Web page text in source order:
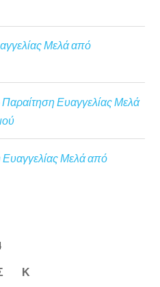
Μελά από
Παραίτηση Ευαγγελίας Μελά
Μελά από
Κ